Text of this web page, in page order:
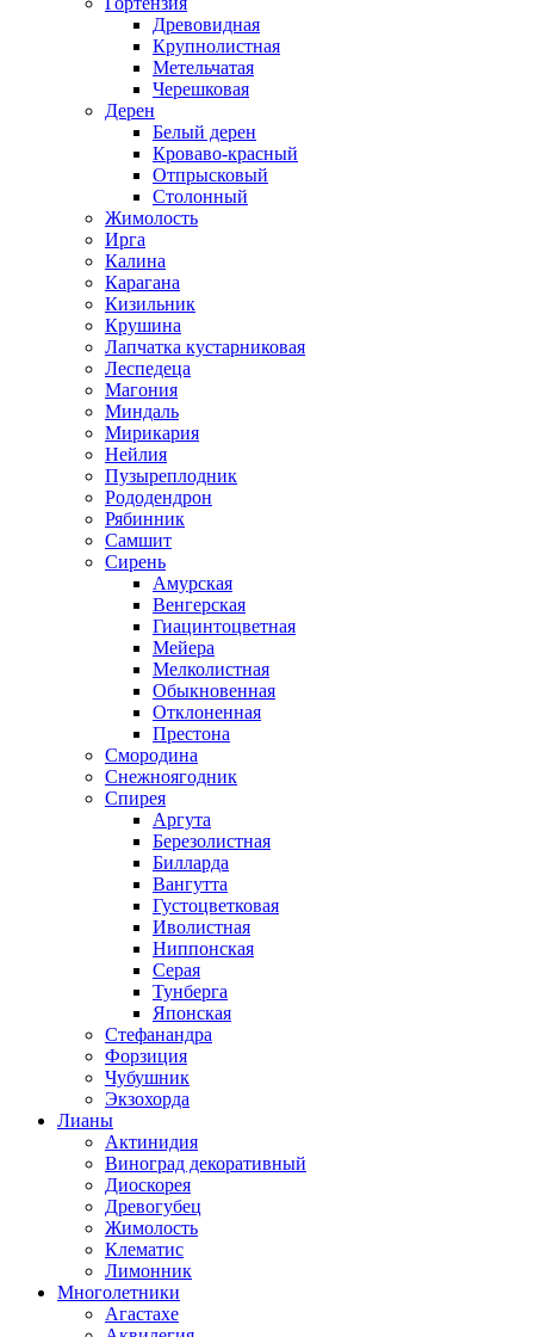
Древовидная
Крупнолистная
Метельчатая
Черешковая
Дерен
Белый дерен
Кроваво-красный
Отпрысковый
Столонный
Жимолость
Ирга
Калина
Карагана
Кизильник
Крушина
Лапчатка кустарниковая
Леспедеца
Магония
Миндаль
Мирикария
Нейлия
Пузыреплодник
Рододендрон
Рябинник
Самшит
Сирень
Амурская
Венгерская
Гиацинтоцветная
Мейера
Мелколистная
Обыкновенная
Отклоненная
Престона
Смородина
Снежноягодник
Спирея
Аргута
Березолистная
Билларда
Вангутта
Густоцветковая
Иволистная
Ниппонская
Серая
Тунберга
Японская
Стефанандра
Форзиция
Чубушник
Экзохорда
Лианы
Актинидия
Виноград декоративный
Диоскорея
Древогубец
Жимолость
Клематис
Лимонник
Многолетники
Агастахе